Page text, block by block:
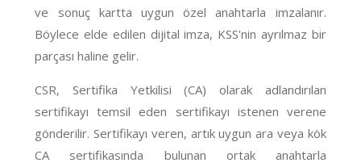
ve sonuç kartta uygun özel anahtarla imzalanır.
Böylece elde edilen dijital imza, KSS'nin ayrılmaz bir
parçası haline gelir.
CSR, Sertifika Yetkilisi (CA) olarak adlandırılan
sertifikayı temsil eden sertifikayı istenen verene
gönderilir. Sertifikayı veren, artık uygun ara veya kök
CA sertifikasında bulunan ortak anahtarla